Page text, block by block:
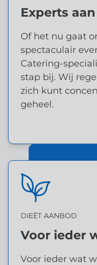
Experts
Of het nu gaat
spectaculair
Catering-
stap bij. Wij
zich kunt
geheel.
DIEËT AANBOD
Voor ieder
Voor ieder wat